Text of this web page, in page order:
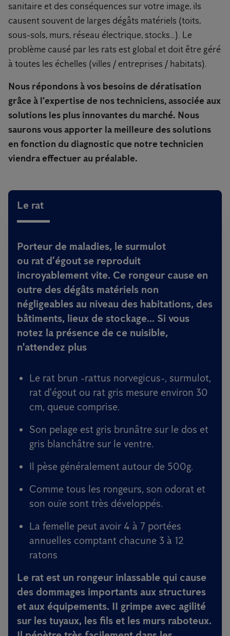
sanitaire et des conséquences sur votre image, ils
causent souvent de larges dégâts matériels (toits,
sous-sols, murs, réseau électrique, stocks…). Le
problème causé par les rats est global et doit être géré
à toutes les échelles (villes / entreprises / habitats).
Nous répondons à vos besoins de dératisation
grâce à l’expertise de nos techniciens, associée aux
solutions les plus innovantes du marché. Nous
saurons vous apporter la meilleure des solutions
en fonction du diagnostic que notre technicien
viendra effectuer au préalable.
Le rat
Porteur de maladies, le surmulot
ou rat d’égout se reproduit
incroyablement vite. Ce rongeur cause en
outre des dégâts matériels non
négligeables au niveau des habitations, des
bâtiments, lieux de stockage... Si vous
notez la présence de ce nuisible,
n'attendez plus
Le rat brun -rattus norvegicus-, surmulot,
rat d'égout ou rat gris mesure environ 30
cm, queue comprise.
Son pelage est gris brunâtre sur le dos et
gris blanchâtre sur le ventre.
Il pèse généralement autour de 500g.
Comme tous les rongeurs, son odorat et
son ouïe sont très développés.
La femelle peut avoir 4 à 7 portées
annuelles comptant chacune 3 à 12
ratons
Le rat est un rongeur inlassable qui cause
des dommages importants aux structures
et aux équipements. II grimpe avec agilité
sur les tuyaux, les fils et les murs raboteux.